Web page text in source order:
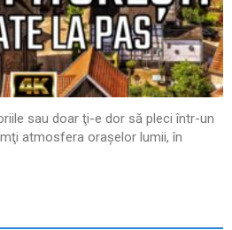
sau doar ţi-e dor să pleci într-un
atmosfera oraşelor lumii, în